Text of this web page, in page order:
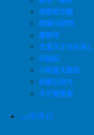
唱歌給你聽
效廉出發吧!
慶餘年
生意天才白社長3
田耕紀
小明星大跟班
綜藝玩很大
天才衝衝衝
39娛樂台